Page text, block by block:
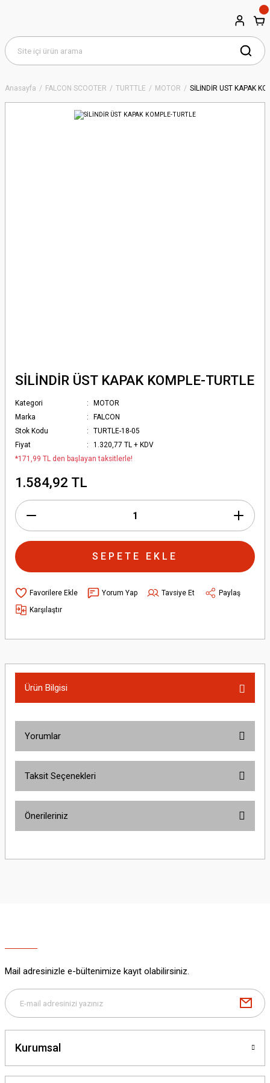
Anasayfa FALCON SCOOTER TURTTLE MOTOR SİLİNDİR ÜST KAPAK
SİLİNDİR ÜST KAPAK KOMPLE-TURTLE
Kategori
MOTOR
Marka
FALCON
Stok Kodu
TURTLE-18-05
Fiyat
1.320,77 TL + KDV
*171,99 TL den başlayan taksitlerle!
1.584,92 TL
SEPETE EKLE
Yorum Yap Tavsiye Et
Paylaş
Karşılaştır
Ürün Bilgisi
Yorumlar
Taksit Seçenekleri
Önerileriniz
yetersiz gördüğünüz noktaları öneri formunu kullanarak tarafımıza
Bu ürüne benzer farklı alternatifler olmalı.
Mail adresinizle e-bültenimize kayıt olabilirsiniz.
Kurumsal